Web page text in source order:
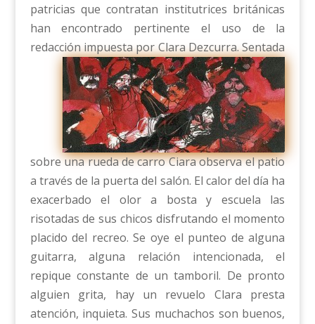
patricias que contratan institutrices británicas
han encontrado pertinente el uso de la
redacción impuesta por Clara Dezcurra.Sentada
sobre una rueda de carro Ciara observa el patio
a través de la puerta del salón. El calor del día ha
exacerbado el olor a bosta y escuela las
risotadas de sus chicos disfrutando el momento
placido del recreo. Se oye el punteo de alguna
guitarra, alguna relación intencionada, el
repique constante de un tamboril. De pronto
alguien grita, hay un revuelo Clara presta
atención, inquieta. Sus muchachos son buenos,